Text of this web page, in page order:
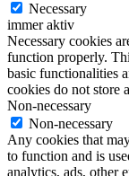
Necessary
immer aktiv
Necessary cookies
function properly.
basic functionalities
cookies do not store
Non-necessary
Non-necessary
Any cookies that
to function and is
analytics, ads, other